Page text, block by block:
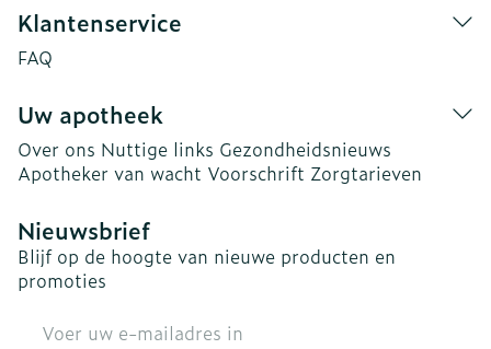
Klantenservice
FAQ
Uw apotheek
Over ons Nuttige links Gezondheidsnieuws
Apotheker van wacht Voorschrift Zorgtarieven
Nieuwsbrief
Blijf op de hoogte van nieuwe producten en
promoties